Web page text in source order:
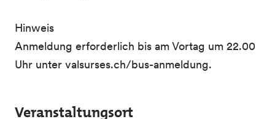
Hinweis
Anmeldung erforderlich bis am Vortag um 22.00
Uhr unter valsurses.ch/bus-anmeldung.
Veranstaltungsort